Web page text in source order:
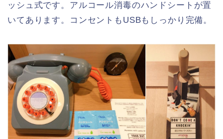
ッシュ式です。アルコール消毒のハンドシートが置
いてあります。コンセントもUSBもしっかり完備。